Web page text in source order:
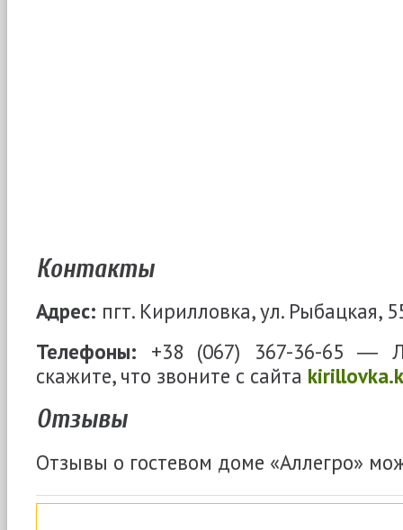
Контакты
Адрес: пгт. Кирилловка, ул. Рыбацкая,
Телефоны: +38 (067) 367-36-65 ―
скажите, что звоните с сайта
Отзывы
Отзывы о гостевом доме «Аллегро»